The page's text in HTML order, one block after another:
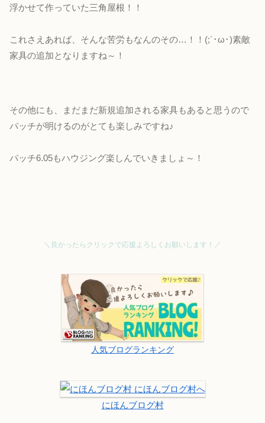
浮かせて作っていた三角屋根！！
これさえあれば、そんな苦労もなんのその…！！(;´･ω･)素敵
家具の追加となりますね～！
その他にも、まだまだ新規追加される家具もあると思うので
パッチが明けるのがとても楽しみですね♪
パッチ6.05もハウジング楽しんでいきましょ～！
＼良かったらクリックで応援よろしくお願いします！／
人気ブログランキング
にほんブログ村